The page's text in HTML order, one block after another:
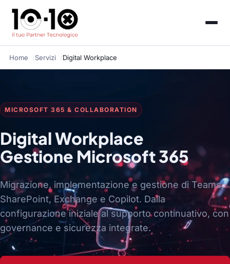
Home Servizi Digital Workplace
MICROSOFT 365 & COLLABORATION
Digital Workplace
Gestione Microsoft 365
Migrazione, implementazione e gestione di Teams,
SharePoint, Exchange e Copilot. Dalla
configurazione iniziale al supporto continuativo, con
governance e sicurezza integrate.